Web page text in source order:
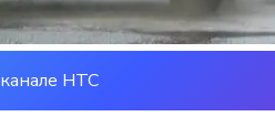
НТС